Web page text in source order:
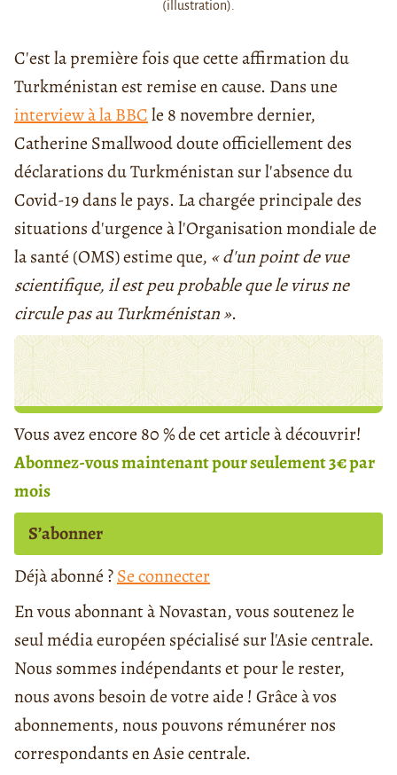
(illustration).
C'est la première fois que cette affirmation du
Turkménistan est remise en cause. Dans une
interview à la BBCle 8 novembre dernier,
Catherine Smallwood doute officiellement des
déclarations du Turkménistan sur l'absence du
Covid-19 dans le pays. La chargée principale des
situations d'urgence à l'Organisation mondiale de
la santé (OMS) estime que, « d'un point de vue
scientifique, il est peu probable que le virus ne
circule pas au Turkménistan ».
Vous avez encore 80 % de cet article à découvrir!
Abonnez-vous maintenant pour seulement 3€ par
mois
S’abonner
Déjà abonné ?Se connecter
En vous abonnant à Novastan, vous soutenez le
seul média européen spécialisé sur l'Asie centrale.
Nous sommes indépendants et pour le rester,
nous avons besoin de votre aide ! Grâce à vos
abonnements, nous pouvons rémunérer nos
correspondants en Asie centrale.